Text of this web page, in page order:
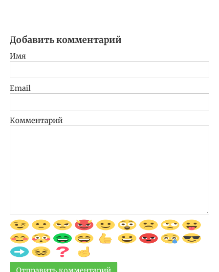
Добавить комментарий
Имя
Email
Комментарий